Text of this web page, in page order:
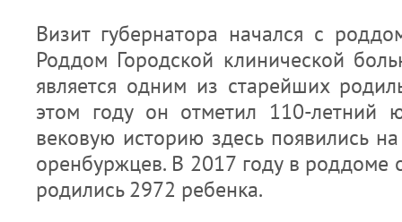
Визит губернатора начался с
Роддом Городской клинической
является одним из старейших
этом году он отметил 110-летний
вековую историю здесь появились
оренбуржцев. В 2017 году в
родились 2972 ребенка.